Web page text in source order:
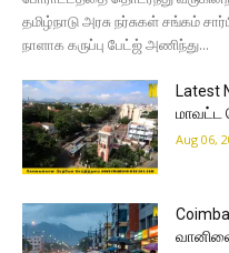
தமிழ்நாடு அரசு நர்சுகள் சங்கம்
நாளாக கருப்பு பேட்ஜ் அணிந்து...
Latest
மாவட்ட
Aug 06,